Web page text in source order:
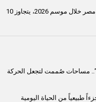
إنتاج القمح في مصر خلال موسم 2026، يتجاوز 10
مساحات صُممت لتجعل الحركة
طبيعياً من الحياة اليومية